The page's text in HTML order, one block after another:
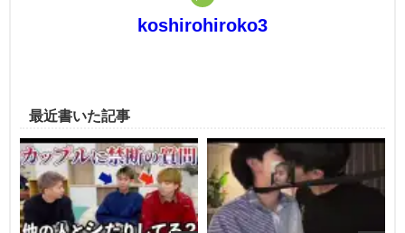
koshirohiroko3
最近書いた記事